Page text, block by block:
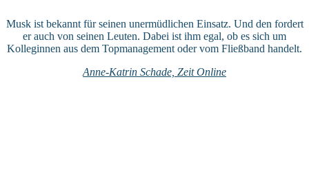
Musk ist bekannt für seinen unermüdlichen Einsatz. Und den fordert
er auch von seinen Leuten. Dabei ist ihm egal, ob es sich um
Kolleginnen aus dem Topmanagement oder vom Fließband handelt.
Anne-Katrin Schade, Zeit Online